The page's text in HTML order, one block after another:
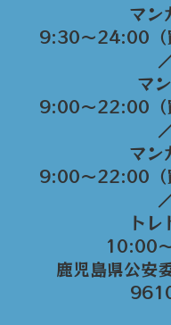
マン
9:30～24:00（
マ
9:00～22:00（
マン
9:00〜22:00（
トレ
10:00
鹿児島県公安